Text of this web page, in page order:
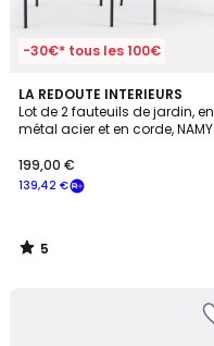
-30€* tous les 100€
LA REDOUTE INTERIEURS
Lot de 2 fauteuils de jardin, en
métal acier et en corde, NAMY
139,42 €
199,00 €
5
/
5
5
/